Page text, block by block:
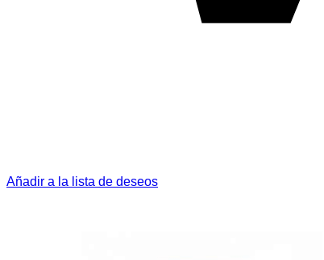
Añadir a la lista de deseos